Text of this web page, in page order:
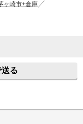
ヶ崎市+倉庫
る